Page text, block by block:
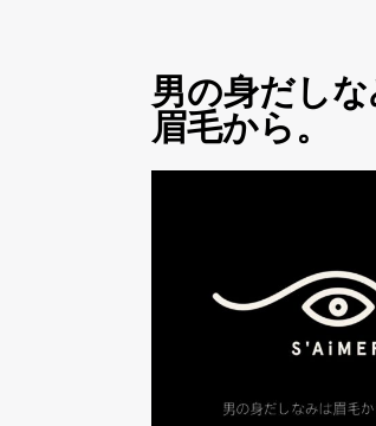
男の身だし
眉毛から。